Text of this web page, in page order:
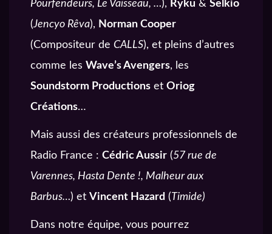
Pourfendeurs, Le Vaisseau, …), Ryku & Selkio
(Jencyo Rêva), Norman Cooper
(Compositeur de CALLS), et pleins d’autres
comme les Wave’s Avengers, les
Soundstorm Productions et Oriog
Créations…
Mais aussi des créateurs professionnels de
Radio France : Cédric Aussir (57 rue de
Varennes, Hasta Dente !, Malheur aux
Barbus…) et Vincent Hazard (Timide)
Dans notre équipe, vous pourrez